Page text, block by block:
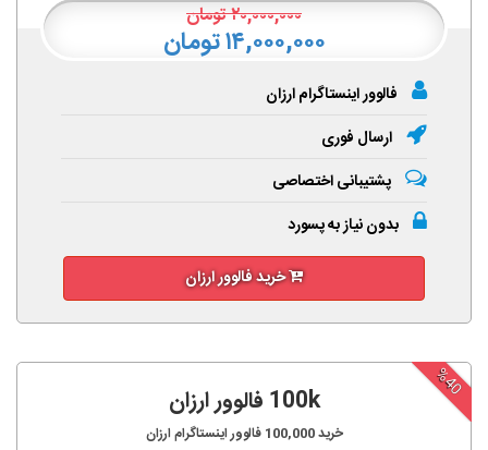
۲۰,۰۰۰,۰۰۰تومان
۱۴,۰۰۰,۰۰۰ تومان
فالوور اینستاگرام ارزان
ارسال فوری
پشتیبانی اختصاصی
بدون نیاز به پسورد
خرید فالوور ارزان
%40
100k فالوور ارزان
خرید100,000 فالوور اینستاگرام ارزان